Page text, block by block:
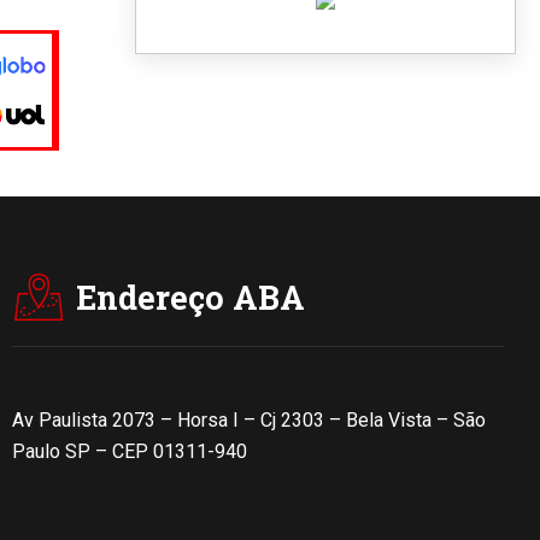
Endereço ABA
Av Paulista 2073 – Horsa I – Cj 2303 – Bela Vista – São
Paulo SP – CEP 01311-940